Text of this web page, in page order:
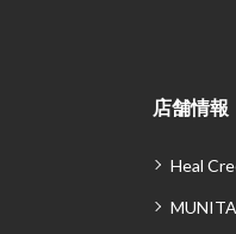
店舗情報
Heal